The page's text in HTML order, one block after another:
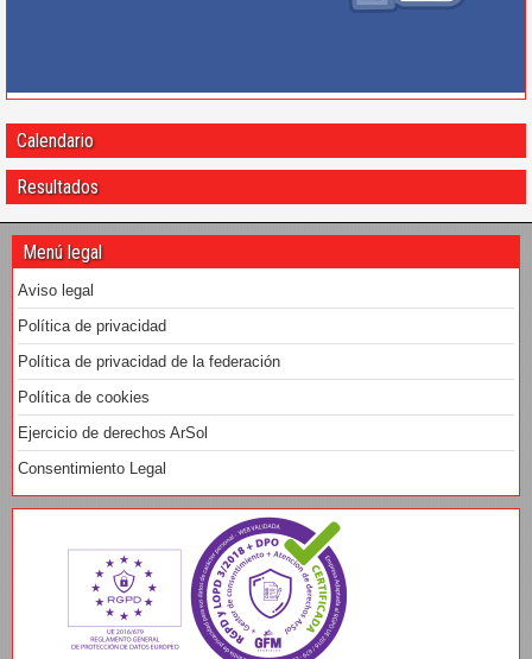
Calendario
Resultados
Menú legal
Aviso legal
Política de privacidad
Política de privacidad de la federación
Política de cookies
Ejercicio de derechos ArSol
Consentimiento Legal